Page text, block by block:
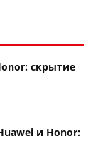
скрытие
и Honor: